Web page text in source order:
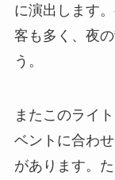
に演出します
客も多く、夜
う。
またこのライ
ベントに合わ
があります。